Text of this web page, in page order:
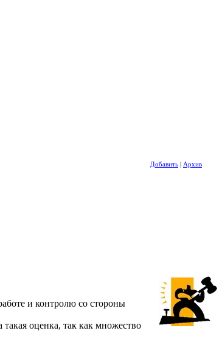
Добавить Архив
и контролю со стороны
оценка, так как множество